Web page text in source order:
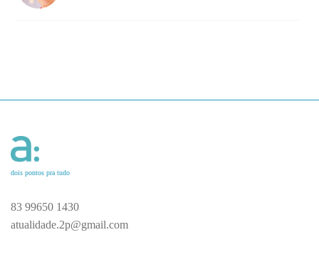
dois pontos pra tudo
83 99650 1430
atualidade.2p@gmail.com